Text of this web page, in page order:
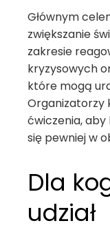
Głównym
zwiększanie
zakresie
kryzysowych
które mogą
Organizatorzy
ćwiczenia, aby
się pewniej w
Dla
udział